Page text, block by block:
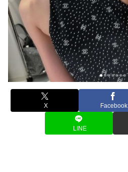
X Facebook
LINE